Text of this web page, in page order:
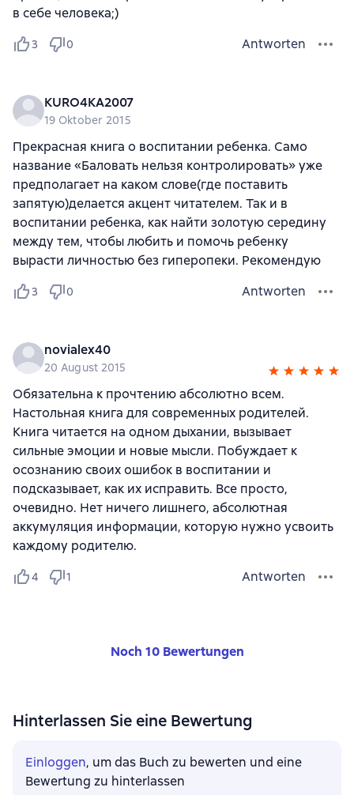
в себе человека;)
3 0 Antworten
KURO4KA2007
19 Oktober 2015
Прекрасная книга о воспитании ребенка. Само
название «Баловать нельзя контролировать» уже
предполагает на каком слове(где поставить
запятую)делается акцент читателем. Так и в
воспитании ребенка, как найти золотую середину
между тем, чтобы любить и помочь ребенку
вырасти личностью без гиперопеки. Рекомендую
3 0 Antworten
novialex40
20 August 2015
Обязательна к прочтению абсолютно всем.
Настольная книга для современных родителей.
Книга читается на одном дыхании, вызывает
сильные эмоции и новые мысли. Побуждает к
осознанию своих ошибок в воспитании и
подсказывает, как их исправить. Все просто,
очевидно. Нет ничего лишнего, абсолютная
аккумуляция информации, которую нужно усвоить
каждому родителю.
4 1 Antworten
Noch 10 Bewertungen
Hinterlassen Sie eine Bewertung
Einloggen, um das Buch zu bewerten und eine
Bewertung zu hinterlassen